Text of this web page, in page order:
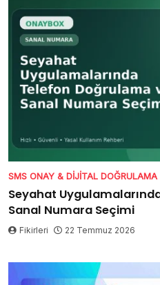
SMS ONAY & DIJITAL DOĞRULAMA
Seyahat
Sanal Numara Seçimi
Fikirleri 22 Temmuz 2026